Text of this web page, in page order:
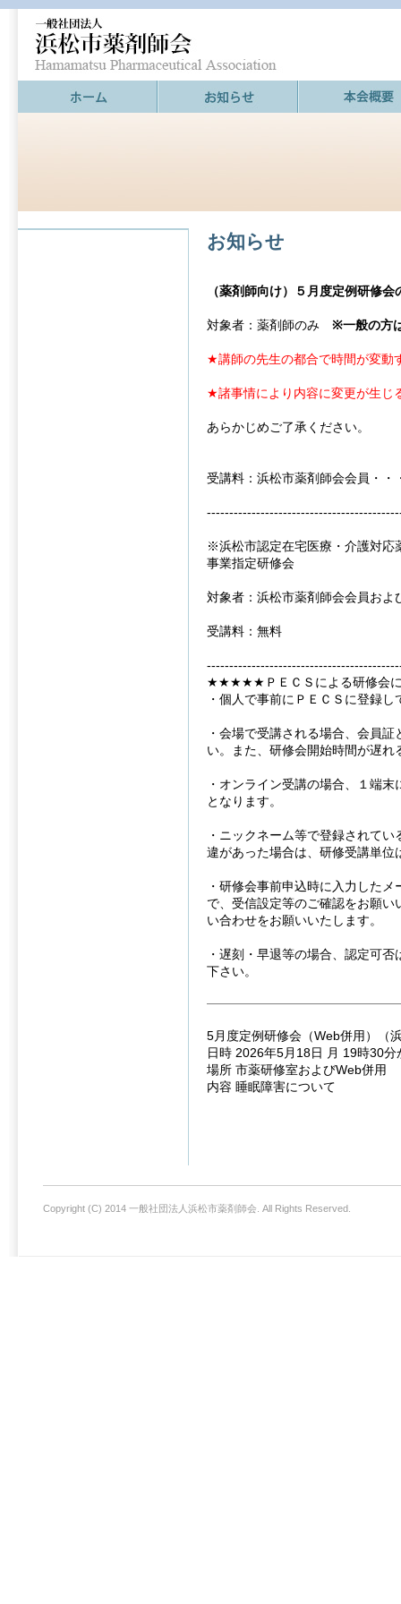
お知らせ
（薬剤師向け）５月度定例研修会
対象者：薬剤師のみ ※一般の方
★講師の先生の都合で時間が変動
★諸事情により内容に変更が生じ
あらかじめご了承ください。
受講料：浜松市薬剤師会会員
※浜松市認定在宅医療・介護対応
事業指定研修会
対象者：浜松市薬剤師会会員お
受講料：無料
★★★★★ＰＥＣＳによる研修
・個人で事前にＰＥＣＳに登録
・会場で受講される場合、会員
い。また、研修会開始時間が遅
・オンライン受講の場合、１端
となります。
・ニックネーム等で登録されて
違があった場合は、研修受講単位
・研修会事前申込時に入力した
で、受信設定等のご確認をお願
い合わせをお願いいたします。
・遅刻・早退等の場合、認定可
下さい。
5月度定例研修会（Web併用）（
日時 2026年5月18日 月 19時30分
場所 市薬研修室およびWeb併用
内容 睡眠障害について
Copyright (C) 2014 一般社団法人浜松市薬剤師会. All Rights Reserved.